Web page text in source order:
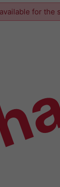
for the